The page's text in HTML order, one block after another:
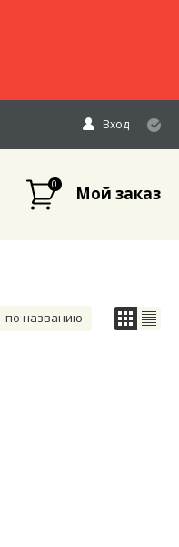
Вход
0 Мой заказ
по названию